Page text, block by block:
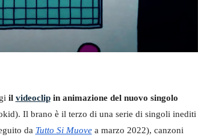
il videoclip
Il brano è il terzo di una serie di singoli inediti
da Tutto Si Muove a marzo 2022), canzoni